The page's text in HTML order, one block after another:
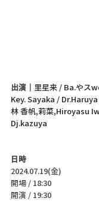
出演｜ 里星来 / Ba.やス
Key. Sayaka /
林 香帆,莉菜,Hiroyasu
Dj.kazuya
日時
2024.07.19(金)
開場 / 18:30
開演 / 19:30